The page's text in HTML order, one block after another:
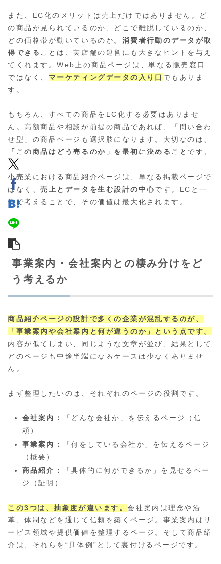
また、EC化のメリットは売上だけではありません。ど
の商品が見られているのか、どこで離脱しているのか、
どの価格帯が動いているのか。 消費者行動のデータが取
得できる ことは、実店舗の運営にも大きなヒントを与え
てくれます。Web上の商品ページは、単なる販売窓口
ではなく、 マーケティングデータの入り口 でもありま
す。
もちろん、すべての商品をEC化する必要はありませ
ん。高額商品や相談が前提の商品であれば、「問い合わ
せ型」の商品ページも選択肢になります。大切なのは、
「この商品はどう売るのか」を最初に決めること です。
小売業における商品紹介ページは、単なる掲載ページで
はなく、売上とデータを生む設計の中心です。ECと一
体で考えることで、その価値は最大化されます。
事業案内・会社案内との棲み分けをど
う考えるか
商品紹介ページの設計で多くの企業が混乱するのが、
「事業案内や会社案内と何が違うのか」という点です。
内容が似てしまい、同じような文章が並び、結果として
どのページも中途半端になるケースは少なくありませ
ん。
まず整理したいのは、それぞれのページの役割です。
会社案内：
「どんな会社か」を伝えるページ（信
頼）
事業案内：
「何をしている会社か」を伝えるページ
（概要）
商品紹介：
「具体的に何ができるか」を見せるペー
ジ（証明）
この3つは、抽象度が違います。会社案内は理念や沿
革、体制などを通じて信頼を築くページ。事業案内はサ
ービス領域や提供価値を整理するページ。そして商品紹
介は、それらを“具体例”として裏付けるページです。